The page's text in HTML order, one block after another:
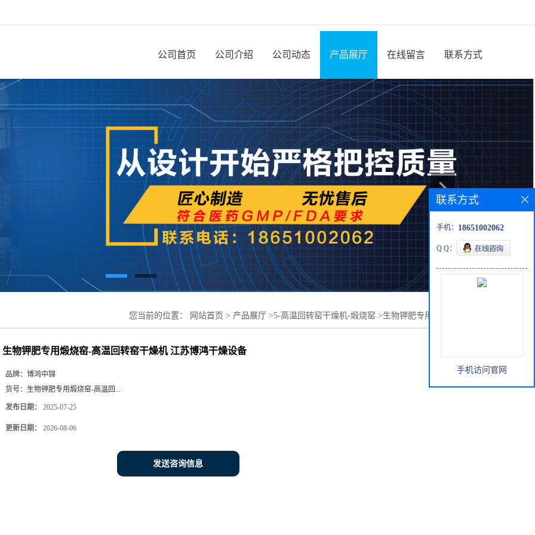
公司首页 公司介绍 公司动态 产品展厅 在线留言 联系方式
您当前的位置： 网站首页 > 产品展厅 >5-高温回转窑干燥机-煅烧窑 >生物钾肥专用煅烧窑-高温回
生物钾肥专用煅烧窑-高温回转窑干燥机 江苏博鸿干燥设备
品牌： 博鸿中锦
货号： 生物钾肥专用煅烧窑-高温回...
发布日期： 2025-07-25
更新日期： 2026-08-06
发送咨询信息
联系方式
手机： 18651002062
Q Q：
手机访问官网